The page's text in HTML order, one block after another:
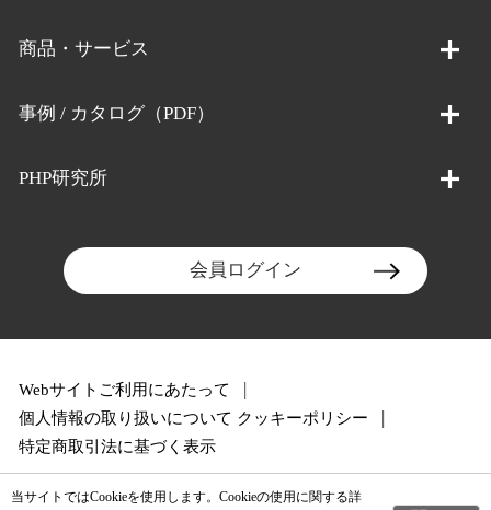
商品・サービス
事例 / カタログ（PDF）
PHP研究所
会員ログイン
Webサイトご利用にあたって
個人情報の取り扱いについて クッキーポリシー
特定商取引法に基づく表示
当サイトではCookieを使用します。Cookieの使用に関する詳